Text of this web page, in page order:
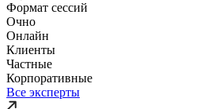
Формат сессий
Очно
Онлайн
Клиенты
Частные
Корпоративные
Все эксперты